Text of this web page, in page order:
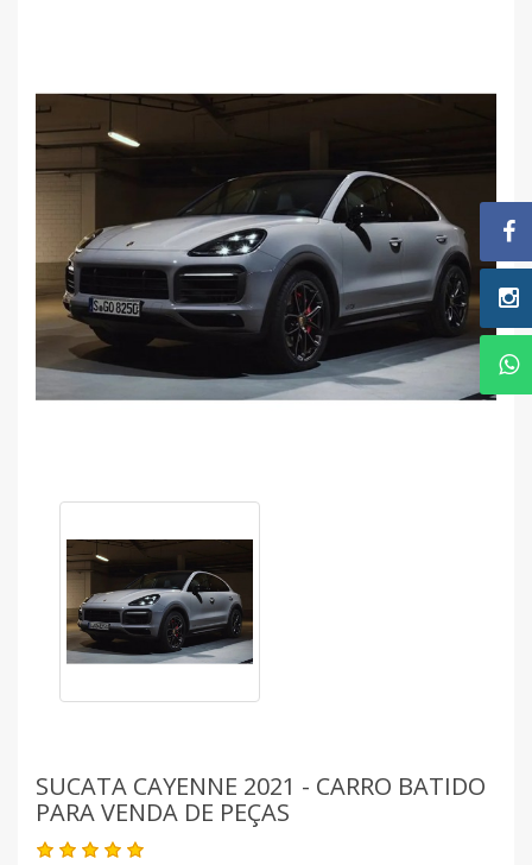
SUCATA CAYENNE 2021 - CARRO BATIDO
PARA VENDA DE PEÇAS